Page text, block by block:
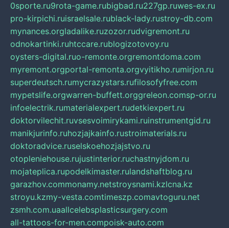
0sporte.ru9rota-game.rubigbad.ru227gp.ruwes-ex.ru
pro-kirpichi.ruisraelsale.rublack-lady.rustroy-db.com
mynances.orgladalike.ruzozor.rudvigremont.ru
odnokartinki.ruhtccare.rublogizotovoy.ru
oysters-digital.ruo-remonte.orgremontdoma.com
myremont.orgportal-remonta.orgvyitikho.rumirjon.ru
superdeutsch.rumycrazystars.rufilosofyfree.com
mypetslife.orgwarren-buffett.orggreleon.comsp-or.ru
infoelectrik.rumaterialexpert.rudetkiexpert.ru
doktorvilechit.ruvsesvoimirykami.ruinstrumentgid.ru
manikjurinfo.ruhozjajkainfo.rustroimaterials.ru
doktoradvice.ruselskoehozjajstvo.ru
otopleniehouse.rujustinterior.ruchastnyjdom.ru
mojateplica.rupodelkimaster.rulandshaftblog.ru
garazhov.commonamy.netstroysnami.kzlcna.kz
stroyu.kzmy-vesta.comtimeszp.comavtoguru.net
zsmh.com.uaallcelebsplasticsurgery.com
all-tattoos-for-men.compoisk-auto.com